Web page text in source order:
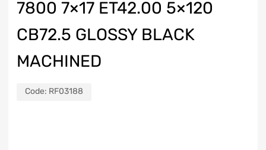
7800 7×17 ET42.00 5×120
CB72.5 GLOSSY BLACK
MACHINED
Code: RF03188